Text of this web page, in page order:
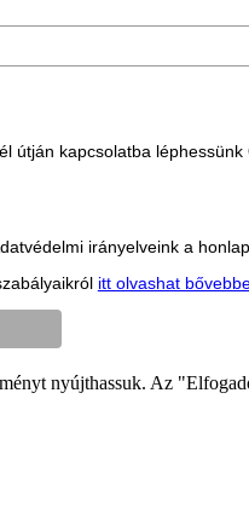
útján kapcsolatba léphessünk
irányelveink a
itt olvashat
nyújthassuk. Az